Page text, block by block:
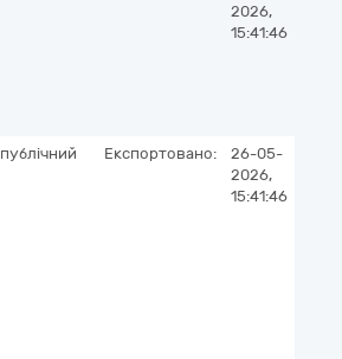
2026,
15:41:46
публічний Експортовано:
26-05-
2026,
15:41:46